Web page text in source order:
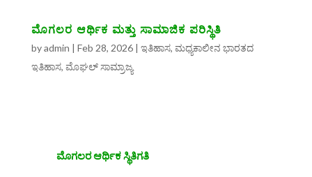
ಮೊಗಲರ ಆರ್ಥಿಕ ಮತ್ತು ಸಾಮಾಜಿಕ ಪರಿಸ್ಥಿತಿ
byadmin | Feb 28, 2026| ಇತಿಹಾಸ, ಮಧ್ಯಕಾಲೀನ ಭಾರತದ
ಇತಿಹಾಸ, ಮೊಘಲ್‌ ಸಾಮ್ರಾಜ್ಯ
ಮೊಗಲರ ಆರ್ಥಿಕ ಸ್ಥಿತಿಗತಿ